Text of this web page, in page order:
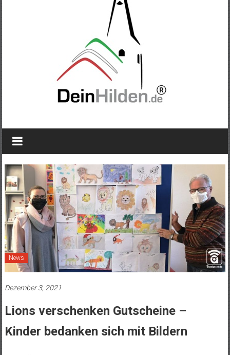
News
Dezember 3, 2021
Lions verschenken Gutscheine –
Kinder bedanken sich mit Bildern